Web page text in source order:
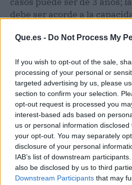
Que.es - Do Not Process My
If you wish to opt-out of the sale,
processing of your personal or
targeted advertising by us, please
section to confirm your selection.
opt-out request is processed you
interest-based ads based on
us or personal information
your opt-out. You may separately
disclosure of your personal
IAB’s list of downstream
also be disclosed by us to third
Downstream Participants that may
debe ser acorde a la
deudor (descontando a los
personales e
cancelando de esta manera
deudas que no pudiera
propuesta de plan de pagos.